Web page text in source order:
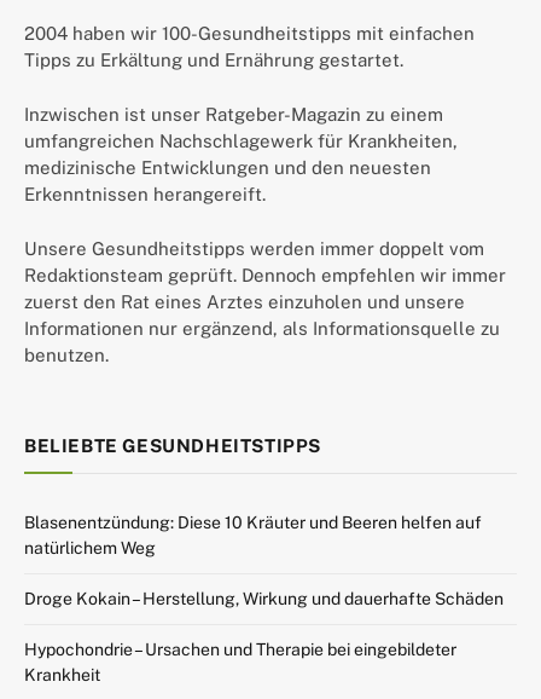
2004 haben wir 100-Gesundheitstipps mit einfachen
Tipps zu Erkältung und Ernährung gestartet.
Inzwischen ist unser Ratgeber-Magazin zu einem
umfangreichen Nachschlagewerk für Krankheiten,
medizinische Entwicklungen und den neuesten
Erkenntnissen herangereift.
Unsere Gesundheitstipps werden immer doppelt vom
Redaktionsteam geprüft. Dennoch empfehlen wir immer
zuerst den Rat eines Arztes einzuholen und unsere
Informationen nur ergänzend, als Informationsquelle zu
benutzen.
BELIEBTE GESUNDHEITSTIPPS
Blasenentzündung: Diese 10 Kräuter und Beeren helfen auf
natürlichem Weg
Droge Kokain – Herstellung, Wirkung und dauerhafte Schäden
Hypochondrie – Ursachen und Therapie bei eingebildeter
Krankheit